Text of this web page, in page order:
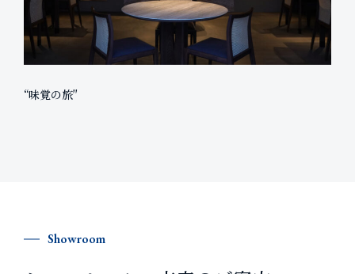
“味覚の旅″
Showroom